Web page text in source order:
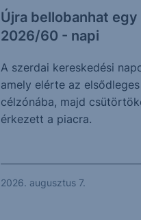
Újra bellobanhat egy
2026/60 - napi
A szerdai kereskedési
amely elérte az
célzónába, majd
érkezett a piacra.
2026. augusztus 7.